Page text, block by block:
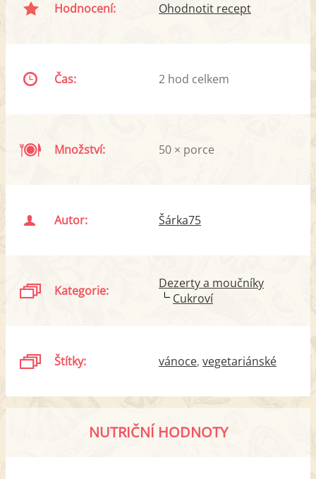
Hodnocení: Ohodnotit recept
Čas: 2 hod celkem
Množství: 50 × porce
Autor: Šárka75
Kategorie:
Dezerty a moučníky
Cukroví
Štítky: vánoce vegetariánské
NUTRIČNÍ HODNOTY